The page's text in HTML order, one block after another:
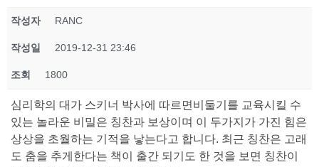
작성자 RANC
작성일 2019-12-31 23:46
조회 1800
심리학의 대가 스키너 박사에 따르면비둘기를 교육시킬 수
있는 놀라운 비밀은 칭찬과 보상이며 이 두가지가 가진 힘은
상상을 초월하는 기적을 낳는다고 합니다. 최근 칭찬은 고래
도 춤을 추게한다는 책이 출간 되기도 한 것을 보면 칭찬이